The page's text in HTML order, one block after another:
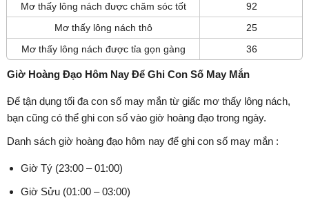
Mơ thấy lông nách được chăm sóc tốt
92
Mơ thấy lông nách thô
25
Mơ thấy lông nách được tỉa gọn gàng
36
Giờ Hoàng Đạo Hôm Nay Để Ghi Con Số May Mắn
Để tận dụng tối đa con số may mắn từ giấc mơ thấy lông nách,
bạn cũng có thể ghi con số vào giờ hoàng đạo trong ngày.
Danh sách giờ hoàng đạo hôm nay để ghi con số may mắn :
Giờ Tý (23:00 – 01:00)
Giờ Sửu (01:00 – 03:00)